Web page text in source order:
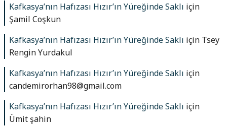
Kafkasya’nın Hafızası Hızır’ın Yüreğinde Saklı için
Şamil Coşkun
Kafkasya’nın Hafızası Hızır’ın Yüreğinde Saklı için Tsey
Rengin Yurdakul
Kafkasya’nın Hafızası Hızır’ın Yüreğinde Saklı için
candemirorhan98@gmail.com
Kafkasya’nın Hafızası Hızır’ın Yüreğinde Saklı için
Ümit şahin